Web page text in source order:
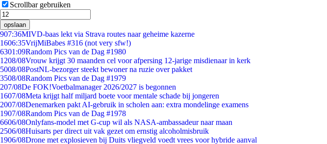
Scrollbar gebruiken
opslaan
907:36MIVD-baas lekt via Strava routes naar geheime kazerne
1606:35VrijMiBabes #316 (not very sfw!)
6301:09Random Pics van de Dag #1980
1208/08Vrouw krijgt 30 maanden cel voor afpersing 12-jarige misdienaar in kerk
5008/08PostNL-bezorger steekt bewoner na ruzie over pakket
3508/08Random Pics van de Dag #1979
207/08De FOK!Voetbalmanager 2026/2027 is begonnen
1607/08Meta krijgt half miljard boete voor mentale schade bij jongeren
2007/08Denemarken pakt AI-gebruik in scholen aan: extra mondelinge examens
1907/08Random Pics van de Dag #1978
6606/08Onlyfans-model met G-cup wil als NASA-ambassadeur naar maan
2506/08Huisarts per direct uit vak gezet om ernstig alcoholmisbruik
1906/08Drone met explosieven bij Duits vliegveld voedt vrees voor hybride aanval